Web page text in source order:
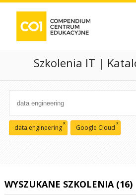
Szkolenia IT |
data engineering
x
Google Cloud
x
WYSZUKANE SZKOLENIA (16)